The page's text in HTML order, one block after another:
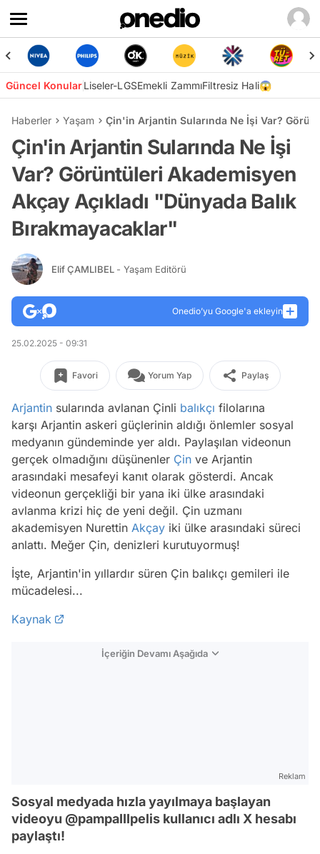
Güncel KonularLiseler-LGSEmekli ZammıFiltresiz Hali😱
Haberler Yaşam Çin'in Arjantin Sularında Ne İşi Var?
Çin'in Arjantin Sularında Ne İşi
Var? Görüntüleri Akademisyen
Akçay Açıkladı "Dünyada Balık
Bırakmayacaklar"
Elif ÇAMLIBEL - Yaşam Editörü
Onedio’yu Google'a ekleyin
25.02.2025 - 09:31
Favori Yorum Yap Paylaş
Arjantin sularında avlanan Çinli balıkçı filolarına
karşı Arjantin askeri güçlerinin aldığı önlemler sosyal
medyanın gündeminde yer aldı. Paylaşılan videonun
gerçek olmadığını düşünenler Çin ve Arjantin
arasındaki mesafeyi kanıt olarak gösterdi. Ancak
videonun gerçekliği bir yana iki ülke arasındaki
avlanma krizi hiç de yeni değil. Çin uzmanı
akademisyen Nurettin Akçay iki ülke arasındaki süreci
anlattı. Meğer Çin, denizleri kurutuyormuş!
İşte, Arjantin'in yıllardır süren Çin balıkçı gemileri ile
mücadelesi...
Kaynak
İçeriğin Devamı Aşağıda
Reklam
Sosyal medyada hızla yayılmaya başlayan
videoyu @pampaIIIpelis kullanıcı adlı X hesabı
paylaştı!